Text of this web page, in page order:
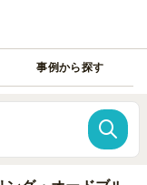
事例から探す